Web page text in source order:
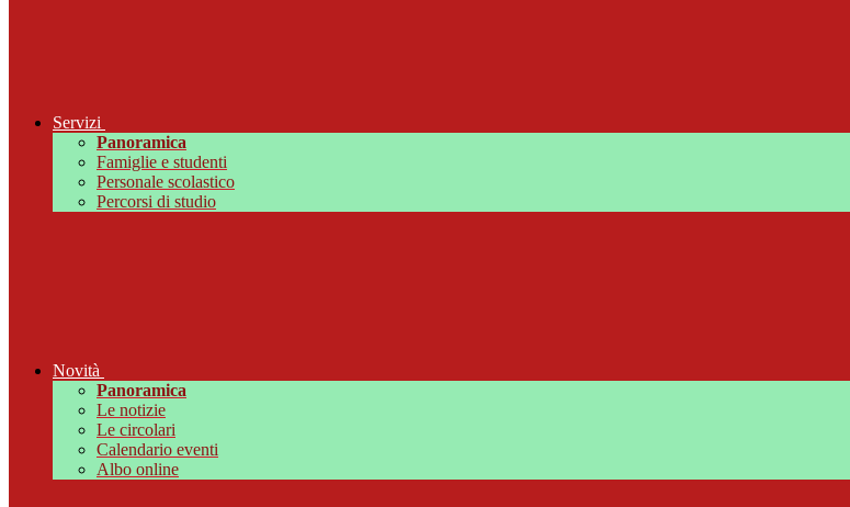
Servizi
Panoramica
Famiglie e studenti
Personale scolastico
Percorsi di studio
Novità
Panoramica
Le notizie
Le circolari
Calendario eventi
Albo online